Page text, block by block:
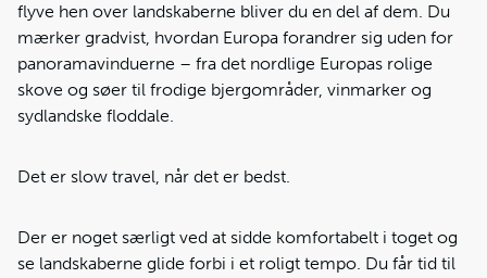
flyve hen over landskaberne bliver du en del af dem. Du
mærker gradvist, hvordan Europa forandrer sig uden for
panoramavinduerne – fra det nordlige Europas rolige
skove og søer til frodige bjergområder, vinmarker og
sydlandske floddale.
Det er slow travel, når det er bedst.
Der er noget særligt ved at sidde komfortabelt i toget og
se landskaberne glide forbi i et roligt tempo. Du får tid til